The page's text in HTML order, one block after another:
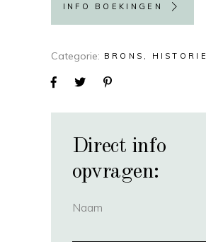
INFO BOEKINGEN
Categorie BRONS HISTORIE
Direct info
opvragen:
Naam